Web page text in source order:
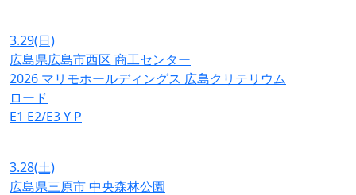
3.29(日)
広島県広島市西区 商工センター
2026 マリモホールディングス 広島クリテリウム
ロード
E1 E2/E3Y P
3.28(土)
広島県三原市 中央森林公園